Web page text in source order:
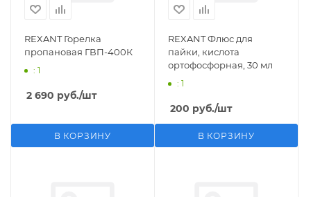
REXANT Горелка
пропановая ГВП-400К
: 1
2 690 руб./шт
В КОРЗИНУ
REXANT Флюс для
пайки, кислота
ортофосфорная, 30 мл
: 1
200 руб./шт
В КОРЗИНУ